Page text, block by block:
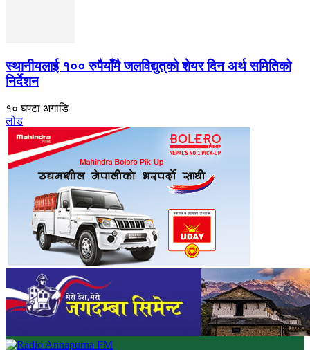
स्थानीयलाई १०० रुपैयाँमै जलविद्युत्‌को शेयर दिन अर्थ समितिको
निर्देशन
१० घण्टा अगाडि
लोड